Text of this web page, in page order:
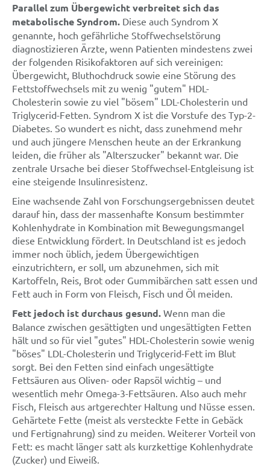
Parallel zum Übergewicht verbreitet sich das
metabolische Syndrom. Diese auch Syndrom X
genannte, hoch gefährliche Stoffwechselstörung
diagnostizieren Ärzte, wenn Patienten mindestens zwei
der folgenden Risikofaktoren auf sich vereinigen:
Übergewicht, Bluthochdruck sowie eine Störung des
Fettstoffwechsels mit zu wenig "gutem" HDL-
Cholesterin sowie zu viel "bösem" LDL-Cholesterin und
Triglycerid-Fetten. Syndrom X ist die Vorstufe des Typ-2-
Diabetes. So wundert es nicht, dass zunehmend mehr
und auch jüngere Menschen heute an der Erkrankung
leiden, die früher als "Alterszucker" bekannt war. Die
zentrale Ursache bei dieser Stoffwechsel-Entgleisung ist
eine steigende Insulinresistenz.
Eine wachsende Zahl von Forschungsergebnissen deutet
darauf hin, dass der massenhafte Konsum bestimmter
Kohlenhydrate in Kombination mit Bewegungsmangel
diese Entwicklung fördert. In Deutschland ist es jedoch
immer noch üblich, jedem Übergewichtigen
einzutrichtern, er soll, um abzunehmen, sich mit
Kartoffeln, Reis, Brot oder Gummibärchen satt essen und
Fett auch in Form von Fleisch, Fisch und Öl meiden.
Fett jedoch ist durchaus gesund. Wenn man die
Balance zwischen gesättigten und ungesättigten Fetten
hält und so für viel "gutes" HDL-Cholesterin sowie wenig
"böses" LDL-Cholesterin und Triglycerid-Fett im Blut
sorgt. Bei den Fetten sind einfach ungesättigte
Fettsäuren aus Oliven- oder Rapsöl wichtig – und
wesentlich mehr Omega-3-Fettsäuren. Also auch mehr
Fisch, Fleisch aus artgerechter Haltung und Nüsse essen.
Gehärtete Fette (meist als versteckte Fette in Gebäck
und Fertignahrung) sind zu meiden. Weiterer Vorteil von
Fett: es macht länger satt als kurzkettige Kohlenhydrate
(Zucker) und Eiweiß.